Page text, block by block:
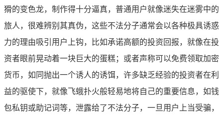
猾的变色龙，制作得十分逼真，普通用户就像迷失在迷雾中的
旅人，很难辨别其真伪，这些不法分子通常会以各种极具诱惑
力的理由吸引用户上钩，比如承诺高额的投资回报，就像在投
资者眼前晃动着一块巨大的蛋糕；或者声称可以免费领取加密
货币，如同抛出一个诱人的诱饵，许多缺乏经验的投资者在利
益的驱使下，就像飞蛾扑火般轻易地将自己的重要信息，如钱
包私钥或助记词等，泄露给了不法分子，一旦用户上当受骗，